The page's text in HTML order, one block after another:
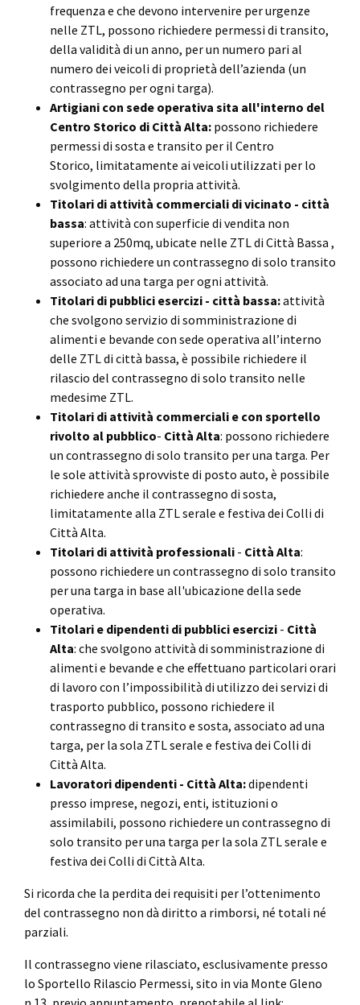
frequenza e che devono intervenire per urgenze
nelle ZTL, possono richiedere permessi di transito,
della validità di un anno, per un numero pari al
numero dei veicoli di proprietà dell’azienda (un
contrassegno per ogni targa).
Artigiani con sede operativa sita all'interno del
Centro Storico di Città Alta: possono richiedere
permessi di sosta e transito per il Centro
Storico, limitatamente ai veicoli utilizzati per lo
svolgimento della propria attività.
Titolari di attività commerciali di vicinato - città
bassa: attività con superficie di vendita non
superiore a 250mq, ubicate nelle ZTL di Città Bassa ,
possono richiedere un contrassegno di solo transito
associato ad una targa per ogni attività.
Titolari di pubblici esercizi - città bassa:attività
che svolgono servizio di somministrazione di
alimenti e bevande con sede operativa all’interno
delle ZTL di città bassa, è possibile richiedere il
rilascio del contrassegno di solo transito nelle
medesime ZTL.
Titolari di attività commerciali e con sportello
rivolto al pubblico- Città Alta: possono richiedere
un contrassegno di solo transito per una targa. Per
le sole attività sprovviste di posto auto, è possibile
richiedere anche il contrassegno di sosta,
limitatamente alla ZTL serale e festiva dei Colli di
Città Alta.
Titolari di attività professionali - Città Alta:
possono richiedere un contrassegno di solo transito
per una targa in base all'ubicazione della sede
operativa.
Titolari e dipendenti di pubblici esercizi - Città
Alta: che svolgono attività di somministrazione di
alimenti e bevande e che effettuano particolari orari
di lavoro con l’impossibilità di utilizzo dei servizi di
trasporto pubblico, possono richiedere il
contrassegno di transito e sosta, associato ad una
targa, per la sola ZTL serale e festiva dei Colli di
Città Alta.
Lavoratori dipendenti - Città Alta:dipendenti
presso imprese, negozi, enti, istituzioni o
assimilabili, possono richiedere un contrassegno di
solo transito per una targa per la sola ZTL serale e
festiva dei Colli di Città Alta.
Si ricorda che la perdita dei requisiti per l’ottenimento
del contrassegno non dà diritto a rimborsi, né totali né
parziali.
Il contrassegno viene rilasciato, esclusivamente presso
lo Sportello Rilascio Permessi, sito in via Monte Gleno